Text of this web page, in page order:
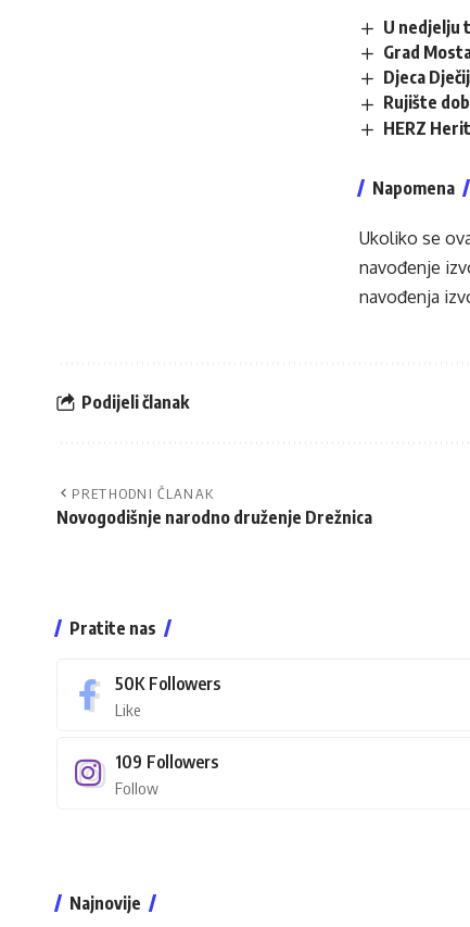
U nedjelju
Grad
Djeca
Rujište
HERZ
Napomena
Ukoliko se
navođenje
navođenja
Podijeli članak
PRETHODNI ČLANAK
Novogodišnje narodno druženje Drežnica
Pratite nas
50K Followers
Like
109 Followers
Follow
Najnovije